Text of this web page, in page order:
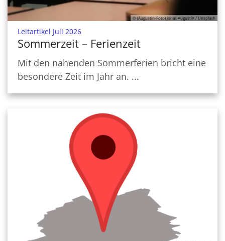
© (Augustin-Foto) Jonas Augustin / Unsplash
Leitartikel Juli 2026:
Sommerzeit – Ferienzeit
Mit den nahenden Sommerferien bricht eine
besondere Zeit im Jahr an. ...